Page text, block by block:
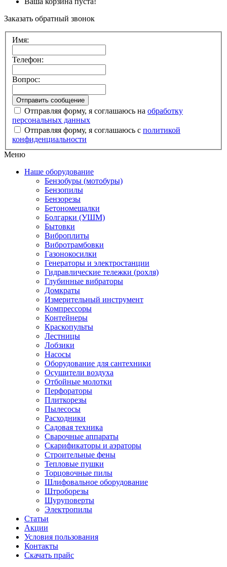
Заказать обратный звонок
Имя:
Телефон:
Вопрос:
Отправляя форму, я соглашаюсь на обработку
персональных данных
Отправляя форму, я соглашаюсь с политикой
конфиденциальности
Меню
Наше оборудование
Бензобуры (мотобуры)
Бензопилы
Бензорезы
Бетономешалки
Болгарки (УШМ)
Бытовки
Виброплиты
Вибротрамбовки
Газонокосилки
Генераторы и электростанции
Гидравлические тележки (рохля)
Глубинные вибраторы
Домкраты
Измерительный инструмент
Компрессоры
Контейнеры
Краскопульты
Лестницы
Лобзики
Насосы
Оборудование для сантехники
Осушители воздуха
Отбойные молотки
Перфораторы
Плиткорезы
Пылесосы
Расходники
Садовая техника
Сварочные аппараты
Скарификаторы и аэраторы
Строительные фены
Тепловые пушки
Торцовочные пилы
Шлифовальное оборудование
Штроборезы
Шуруповерты
Электропилы
Статьи
Акции
Условия пользования
Контакты
Скачать прайс